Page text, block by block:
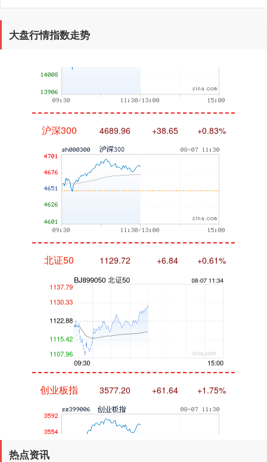
大盘行情指数走势
热点资讯